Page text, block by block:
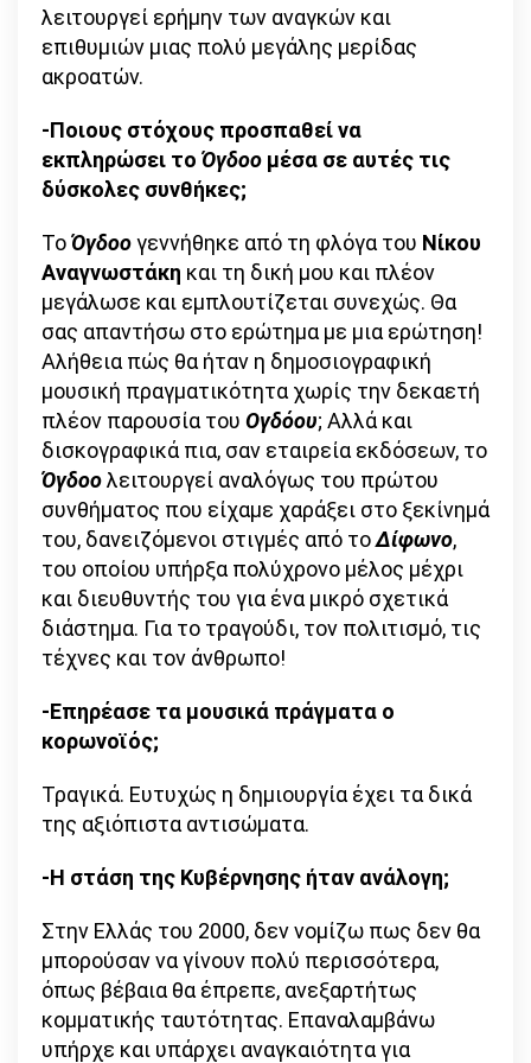
λειτουργεί ερήμην των αναγκών και
επιθυμιών μιας πολύ μεγάλης μερίδας
ακροατών.
-Ποιους στόχους προσπαθεί να
εκπληρώσει το Όγδοο μέσα σε αυτές τις
δύσκολες συνθήκες;
ΤοΌγδοογεννήθηκε από τη φλόγα του Νίκου
Αναγνωστάκη και τη δική μου και πλέον
μεγάλωσε και εμπλουτίζεται συνεχώς. Θα
σας απαντήσω στο ερώτημα με μια ερώτηση!
Αλήθεια πώς θα ήταν η δημοσιογραφική
μουσική πραγματικότητα χωρίς την δεκαετή
πλέον παρουσία του Ογδόου; Αλλά και
δισκογραφικά πια, σαν εταιρεία εκδόσεων, το
Όγδοολειτουργεί αναλόγως του πρώτου
συνθήματος που είχαμε χαράξει στο ξεκίνημά
του, δανειζόμενοι στιγμές από τοΔίφωνο,
του οποίου υπήρξα πολύχρονο μέλος μέχρι
και διευθυντής του για ένα μικρό σχετικά
διάστημα. Για το τραγούδι, τον πολιτισμό, τις
τέχνες και τον άνθρωπο!
-Επηρέασε τα μουσικά πράγματα ο
κορωνοϊός;
Τραγικά. Ευτυχώς η δημιουργία έχει τα δικά
της αξιόπιστα αντισώματα.
-Η στάση της Κυβέρνησης ήταν ανάλογη;
Στην Ελλάς του 2000, δεν νομίζω πως δεν θα
μπορούσαν να γίνουν πολύ περισσότερα,
όπως βέβαια θα έπρεπε, ανεξαρτήτως
κομματικής ταυτότητας. Επαναλαμβάνω
υπήρχε και υπάρχει αναγκαιότητα για